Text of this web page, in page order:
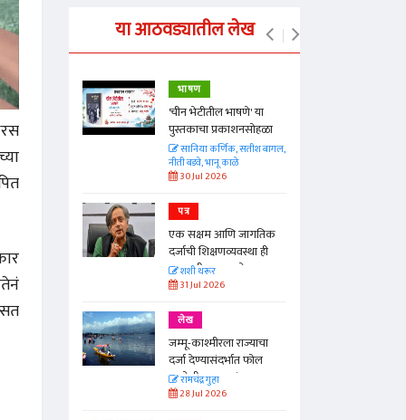
या आठवड्यातील लेख
मान्यवर
भाषण
'चीन भेटीतील भाषणे' या
पुस्तकाचा प्रकाशनसोहळा
सानिया कर्णिक, सतीश बागल,
नीती बडवे, भानू काळे
30 Jul 2026
पत्र
एक सक्षम आणि जागतिक
दर्जाची शिक्षणव्यवस्था ही
काळाची गरज आहे
शशी थरूर
31 Jul 2026
लेख
जम्मू-काश्मीरला राज्याचा
दर्जा देण्यासंदर्भात फोल
ठरलेली आश्वासनं
रामचंद्र गुहा
28 Jul 2026